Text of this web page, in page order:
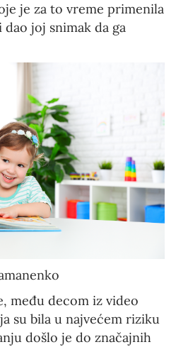
je za to vreme primenila
dao joj snimak da ga
među decom iz video
su bila u najvećem riziku
došlo je do značajnih